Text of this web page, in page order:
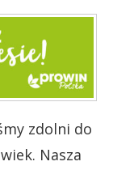
zdolni do
Nasza